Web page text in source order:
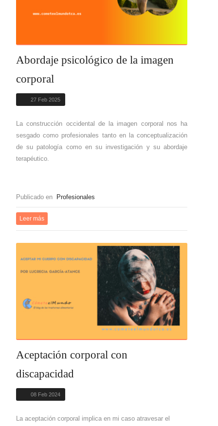
Abordaje psicológico de la imagen
corporal
27 Feb 2025
La construcción occidental de la imagen corporal nos ha
sesgado como profesionales tanto en la conceptualización
de su patología como en su investigación y su abordaje
terapéutico.
Publicado en Profesionales
Leer más
Aceptación corporal con
discapacidad
08 Feb 2024
La aceptación corporal implica en mi caso atravesar el